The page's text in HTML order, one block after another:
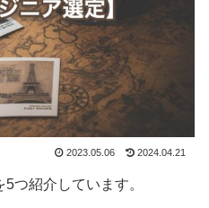
2023.05.06 2024.04.21
つ紹介しています。